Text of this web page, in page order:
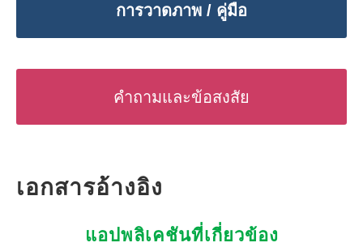
การวาดภาพ / คู่มือ
คำถามและข้อสงสัย
เอกสารอ้างอิง
แอปพลิเคชันที่เกี่ยวข้อง